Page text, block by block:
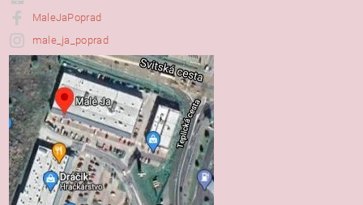
MaleJaPoprad
male_ja_poprad